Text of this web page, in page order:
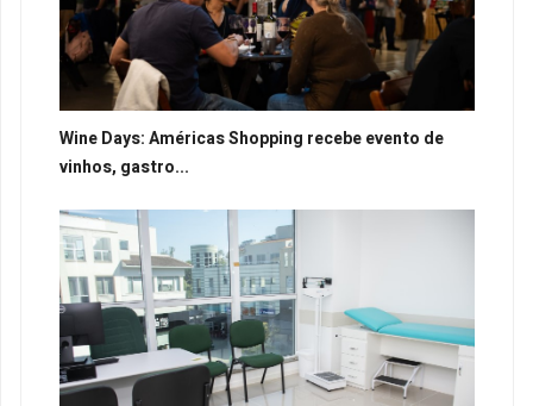
Wine Days: Américas Shopping recebe evento de
vinhos, gastro...